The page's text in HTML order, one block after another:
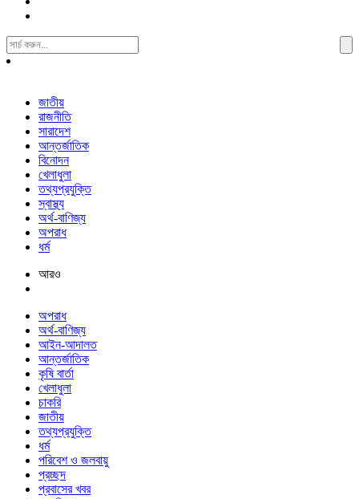
Search
For:
জাতীয়
রাজনীতি
সারাদেশ
আন্তর্জাতিক
বিনোদন
খেলাধুলা
তথ্যপ্রযুক্তি
স্বাস্থ্য
অর্থ-বাণিজ্য
অপরাধ
ধর্ম
আরও
অপরাধ
অর্থ-বাণিজ্য
আইন-আদালত
আন্তর্জাতিক
কৃষি বার্তা
খেলাধুলা
চাকরি
জাতীয়
তথ্যপ্রযুক্তি
ধর্ম
পরিবেশ ও জলবায়ু
প্রচ্ছদ
প্রবাসের খবর